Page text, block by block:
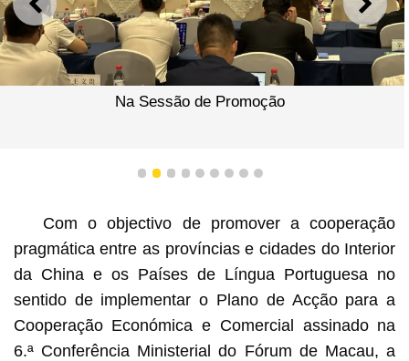
ANTERIOR
Na Sessão de Promoção
1 2 3 4 5 6 7 8 9
Com o objectivo de promover a cooperação
pragmática entre as províncias e cidades do Interior
da China e os Países de Língua Portuguesa no
sentido de implementar o Plano de Acção para a
Cooperação Económica e Comercial assinado na
6.ª Conferência Ministerial do Fórum de Macau, a